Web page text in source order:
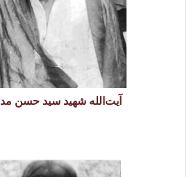
آیت‌الله شهید سید حسن